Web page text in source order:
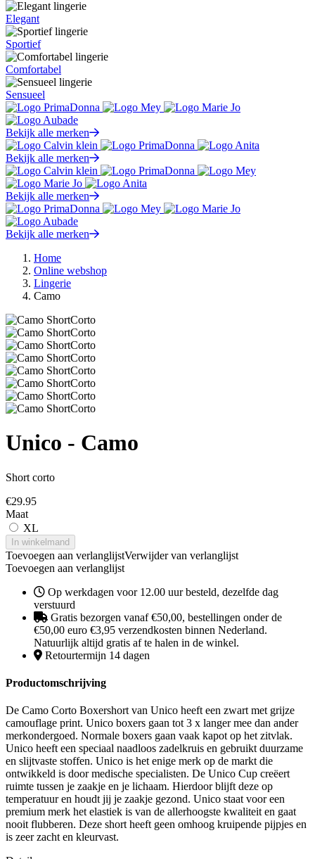
Elegant
Sportief
Comfortabel
Sensueel
Bekijk alle merken
Bekijk alle merken
Bekijk alle merken
Bekijk alle merken
Home
Online webshop
Lingerie
Camo
Unico - Camo
Short corto
€29.95
Maat
XL
In winkelmand
Toevoegen aan verlanglijstVerwijder van verlanglijst
Toevoegen aan verlanglijst
Op werkdagen voor 12.00 uur besteld, dezelfde dag
verstuurd
Gratis bezorgen vanaf €50,00, bestellingen onder de
€50,00 euro €3,95 verzendkosten binnen Nederland.
Natuurlijk altijd gratis af te halen in de winkel.
Retourtermijn 14 dagen
Productomschrijving
De Camo Corto Boxershort van Unico heeft een zwart met grijze
camouflage print. Unico boxers gaan tot 3 x langer mee dan ander
merkondergoed. Normale boxers gaan vaak kapot op het zitvlak.
Unico heeft een speciaal naadloos zadelkruis en gebruikt duurzame
en slijtvaste stoffen. Unico is het enige merk op de markt die
ontwikkeld is door medische specialisten. De Unico Cup creëert
ruimte tussen je zaakje en je lichaam. Hierdoor blijft deze op
temperatuur en houdt jij je zaakje gezond. Unico staat voor een
premium merk het elastiek is van de allerhoogste kwaliteit en gaat
nooit flubberen. Deze short heeft geen omhoog kruipende pijpjes en
is zeer zacht en kleurvast.